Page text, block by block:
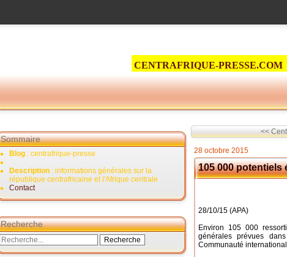
CENTRAFRIQUE-
Sommaire
Blog : centrafrique-presse
Description : informations générales sur la
république centrafricaine et l'Afrique centrale
Contact
Recherche
<<
28 octobre 2015
105 000 potentiels
28/10/15 (APA)
Environ 105 000
générales prévues
Communauté